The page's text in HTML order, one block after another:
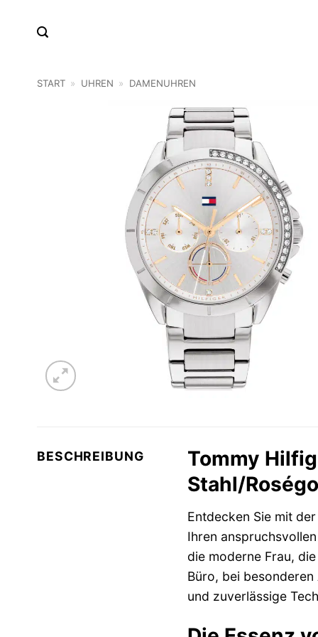
START » UHREN » DAMENUHREN
BESCHREIBUNG
Tommy
Stahl/
Entdecken Sie mit
Ihren
die moderne Frau,
Büro, bei
und zuverlässige